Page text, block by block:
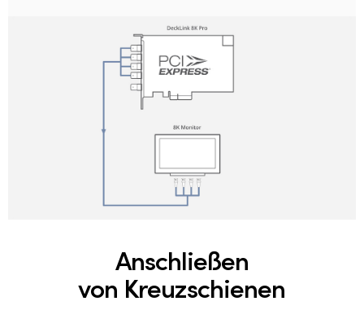
Anschließen
von Kreuzschienen